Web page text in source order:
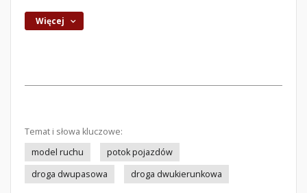
Więcej
Temat i słowa kluczowe:
model ruchu
potok pojazdów
droga dwupasowa
droga dwukierunkowa